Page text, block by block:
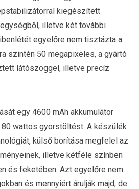
kiegészített
illetve két további
egyelőre nem tisztázta a
szintén 50 megapixeles, a gyártó
látószöggel, illetve precíz
egy 4600 mAh akkumulátor
wattos gyorstöltést. A készülék
külső borítása megfelel az
illetve kétféle színben
és feketében. Azt egyelőre nem
és mennyiért árulják majd, de